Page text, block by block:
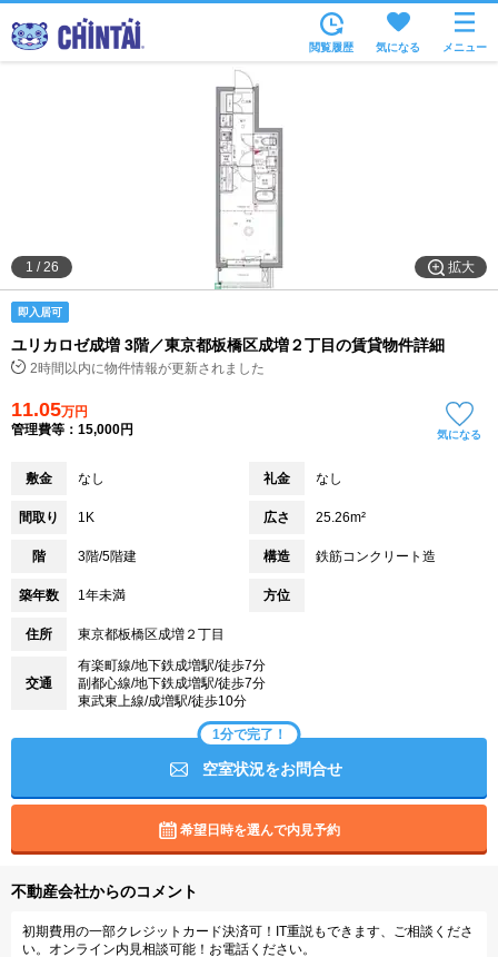
沿線・駅から
住所から
家賃相場から
通勤通学時間から
物件特集から
不動産会社から
閲覧履歴 気になる メニュー
拡大
1 /26
即入居可
ユリカロゼ成増 3階／東京都板橋区成増２丁目の賃貸物件詳細
2時間以内に物件情報が更新されました
11.05万円
管理費等：15,000円
気になる
敷金 なし 礼金 なし
間取り 1K 広さ 25.26m²
階 3階/5階建 構造 鉄筋コンクリート造
築年数 1年未満 方位
住所 東京都板橋区成増２丁目
交通
有楽町線/地下鉄成増駅/徒歩7分
副都心線/地下鉄成増駅/徒歩7分
東武東上線/成増駅/徒歩10分
1分で完了！
空室状況をお問合せ
希望日時を選んで内見予約
不動産会社からのコメント
初期費用の一部クレジットカード決済可！IT重説もできます、ご相談くださ
い。オンライン内見相談可能！お電話ください。